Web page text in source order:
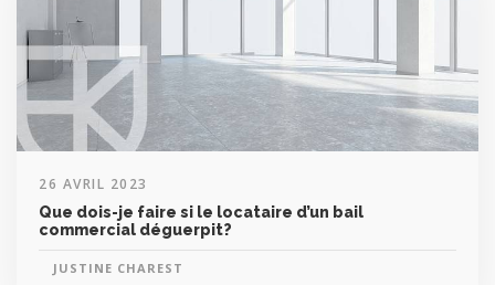
26 AVRIL 2023
Que dois-je faire si le locataire d’un bail
commercial déguerpit?
JUSTINE CHAREST